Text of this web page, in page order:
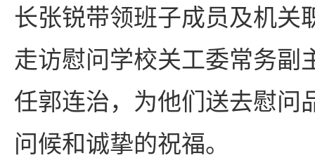
长张锐带领班子成员及机关
走访慰问学校关工委常务副
任郭连治，为他们送去慰问
问候和诚挚的祝福。